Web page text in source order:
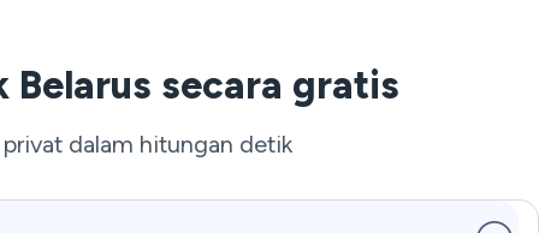
Belarus secara gratis
dalam hitungan detik